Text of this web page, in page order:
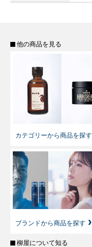
他の商品を見る
カテゴリーから商品を探す
ブランドから商品を探す
柳屋について知る